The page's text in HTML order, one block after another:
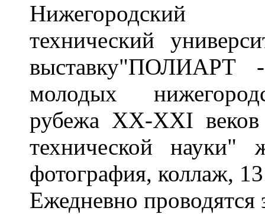
Нижегородский
технический
выставку"ПОЛИАРТ
молодых
рубежа XX-XXI
технической науки"
фотография, коллаж,
Ежедневно проводятся